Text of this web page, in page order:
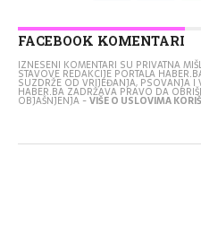
FACEBOOK KOMENTARI
IZNESENI KOMENTARI SU PRIVATNA
STAVOVE REDAKCIJE PORTALA
SUZDRŽE OD VRIJEĐANJA, PSOVANJA
HABER.BA ZADRŽAVA PRAVO DA
OBJAŠNJENJA -VIŠE O USLOVIMA